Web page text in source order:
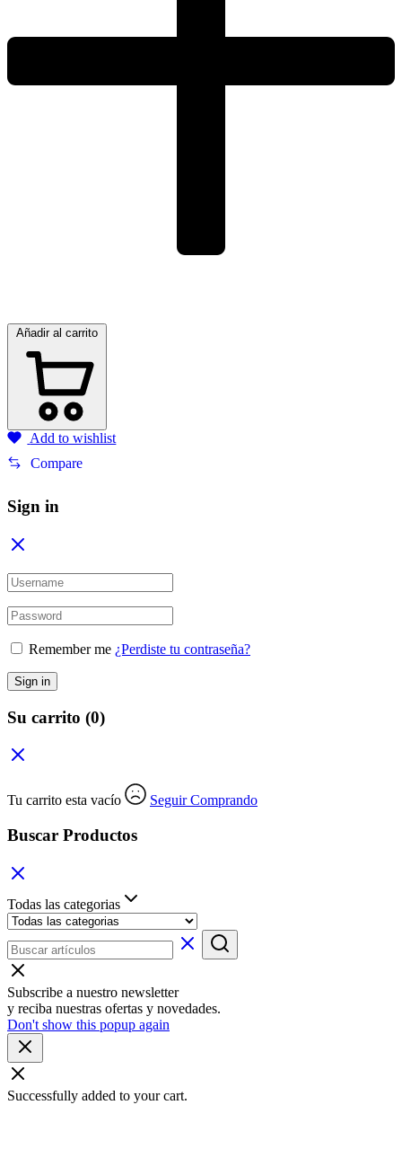
Añadir al carrito
Add to wishlist
Compare
Sign in
Remember me ¿Perdiste tu contraseña?
Sign in
Su carrito (0)
Tu carrito esta vacío Seguir Comprando
Buscar Productos
Todas las categorias
Subscribe a nuestro newsletter
y reciba nuestras ofertas y novedades.
Don't show this popup again
Successfully added to your cart.